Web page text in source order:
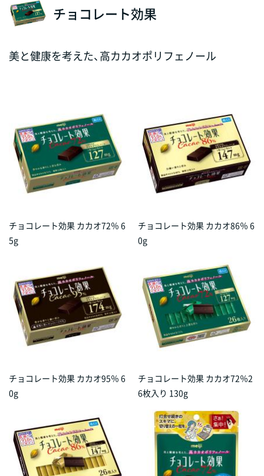
チョコレート効果
美と健康を考えた、高カカオポリフェノール
チョコレート効果 カカオ72％ 6
5g
チョコレート効果 カカオ86％ 6
0g
チョコレート効果 カカオ95％ 6
0g
チョコレート効果 カカオ72％2
6枚入り 130g